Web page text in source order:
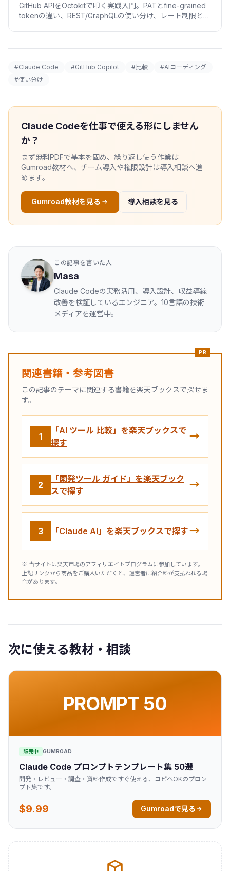
GitHub APIをOctokitで叩く実践入門。PATとfine-grained
tokenの違い、REST/GraphQLの使い分け、レート制限とペ
#Claude Code #GitHub Copilot #比較
#AIコーディング
#使い分け
Claude Codeを仕事で使える形にしません
か？
まず無料PDFで基本を固め、繰り返し使う作業は
Gumroad教材へ、チーム導入や権限設計は導入相談へ進
めます。
Gumroad教材を見る 導入相談を見る
この記事を書いた人
Masa
Claude Codeの実務活用、導入設計、収益導線
改善を検証しているエンジニア。10言語の技術
メディアを運営中。
PR
関連書籍・参考図書
この記事のテーマに関連する書籍を楽天ブックスで探せま
す。
1
「AI ツール 比較」を楽天ブックスで
探す
→
2
「開発ツール ガイド」を楽天ブック
スで探す
→
3 「Claude AI」を楽天ブックスで探す→
※ 当サイトは楽天市場のアフィリエイトプログラムに参加しています。
上記リンクから商品をご購入いただくと、運営者に紹介料が支払われる場
合があります。
次に使える教材・相談
PROMPT 50
販売中 GUMROAD
Claude Code プロンプトテンプレート集 50選
開発・レビュー・調査・資料作成ですぐ使える、コピペOKのプロン
プト集です。
$9.99 Gumroadで見る